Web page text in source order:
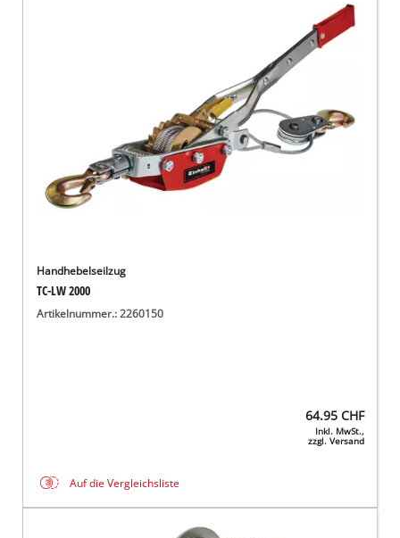
Handhebelseilzug
TC-LW 2000
Artikelnummer.: 2260150
64.95 CHF
Inkl. MwSt.,
zzgl. Versand
Auf die Vergleichsliste